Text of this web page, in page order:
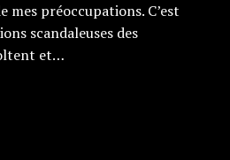
mes préoccupations. C’est
scandaleuses des
et…